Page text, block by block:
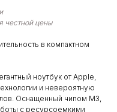
честной цены
в компактном
ноутбук от Apple,
и невероятную
Оснащенный чипом M3,
с ресурсоемкими